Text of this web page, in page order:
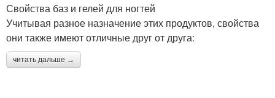
Свойства баз и гелей для ногтей
Учитывая разное назначение этих продуктов, свойства
они также имеют отличные друг от друга:
читать дальше →